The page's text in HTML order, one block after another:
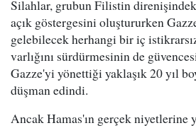
Silahlar, grubun Filistin
açık göstergesini oluştururken
gelebilecek herhangi bir iç
varlığını sürdürmesinin de
Gazze'yi yönettiği yaklaşık 20 yıl
düşman edindi.
Ancak Hamas'ın gerçek niyetlerine